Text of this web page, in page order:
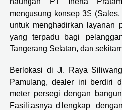
naungan PT Inerta
mengusung konsep 3S
untuk menghadirkan layanan
yang terpadu bagi
Tangerang Selatan, dan
Berlokasi di Jl. Raya
Pamulang, dealer ini berdiri
meter persegi dengan
Fasilitasnya dilengkapi